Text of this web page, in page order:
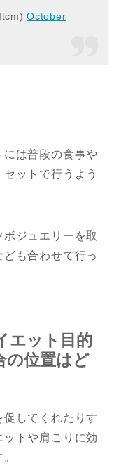
October
は普段の食事や
ットで行うよう
ジュエリーを取
も合わせて行っ
エット目的
の位置はど
してくれたりす
トや肩こりに効